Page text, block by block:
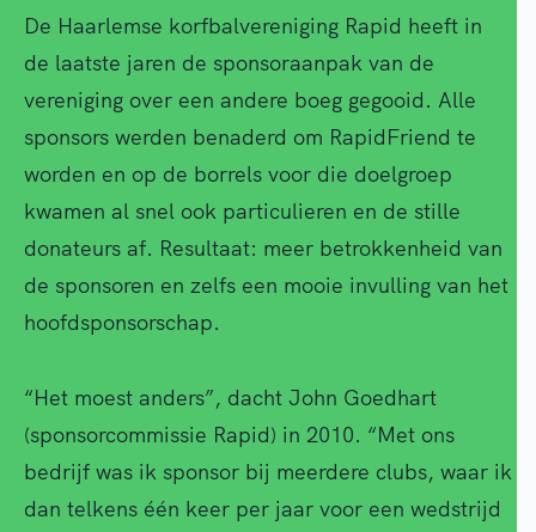
De Haarlemse korfbalvereniging Rapid heeft in
de laatste jaren de sponsoraanpak van de
vereniging over een andere boeg gegooid. Alle
sponsors werden benaderd om RapidFriend te
worden en op de borrels voor die doelgroep
kwamen al snel ook particulieren en de stille
donateurs af. Resultaat: meer betrokkenheid van
de sponsoren en zelfs een mooie invulling van het
hoofdsponsorschap.
“Het moest anders”, dacht John Goedhart
(sponsorcommissie Rapid) in 2010. “Met ons
bedrijf was ik sponsor bij meerdere clubs, waar ik
dan telkens één keer per jaar voor een wedstrijd